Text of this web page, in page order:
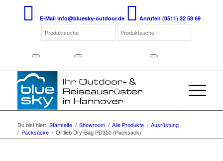
E-Mail info@bluesky-outdoor.de Anrufen (0511) 32 58 69
Du bist hier: Startseite / Showroom / Alle Produkte / Ausrüstung
/ Packsäcke / Ortlieb Dry-Bag PD350 (Packsack)